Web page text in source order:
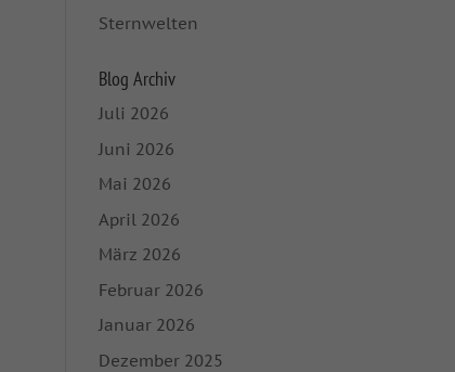
Sternwelten
Blog Archiv
Juli 2026
Juni 2026
Mai 2026
April 2026
März 2026
Februar 2026
Januar 2026
Dezember 2025